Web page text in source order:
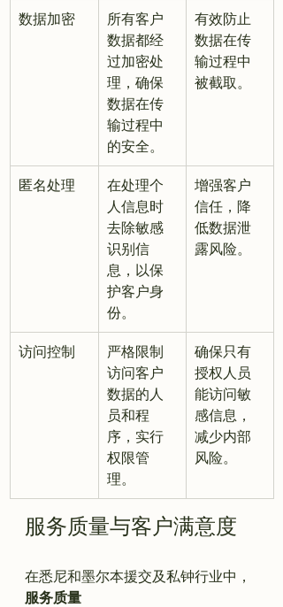
数据加密
所有客户
数据都经
过加密处
理，确保
数据在传
输过程中
的安全。
有效防止
数据在传
输过程中
被截取。
匿名处理
在处理个
人信息时
去除敏感
识别信
息，以保
护客户身
份。
增强客户
信任，降
低数据泄
露风险。
访问控制
严格限制
访问客户
数据的人
员和程
序，实行
权限管
理。
确保只有
授权人员
能访问敏
感信息，
减少内部
风险。
服务质量与客户满意度
在悉尼和墨尔本援交及私钟行业中，
服务质量